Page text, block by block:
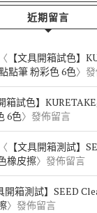
近期留言
【文具開箱試色】
點筆 粉彩色 6色〉
箱試色】
6色〉發佈留言
【文具開箱測試】
橡皮擦〉發佈留言
開箱測試】SEED
〉發佈留言